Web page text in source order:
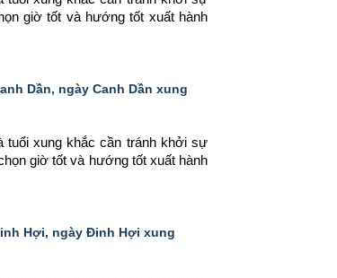
giờ tốt và hướng tốt xuất hành
Dần, ngày Canh Dần xung
tuổi xung khắc cần tránh khởi sự
giờ tốt và hướng tốt xuất hành
Hợi, ngày Đinh Hợi xung